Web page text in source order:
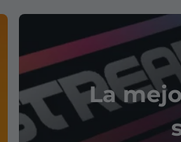
La